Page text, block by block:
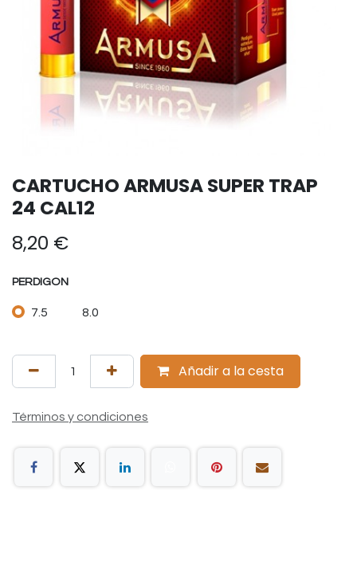
CARTUCHO ARMUSA SUPER TRAP
24 CAL12
8,20 €
PERDIGON
7.5 8.0
Añadir a la cesta
Términos y condiciones